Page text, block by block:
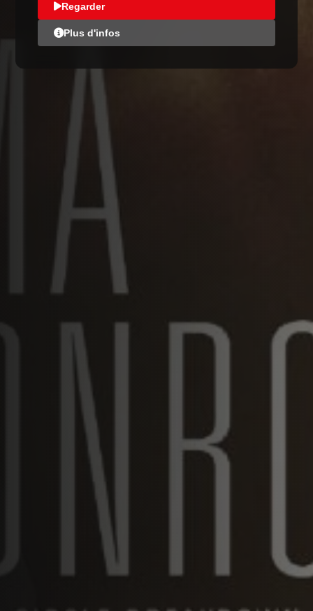
Regarder
Plus d'infos